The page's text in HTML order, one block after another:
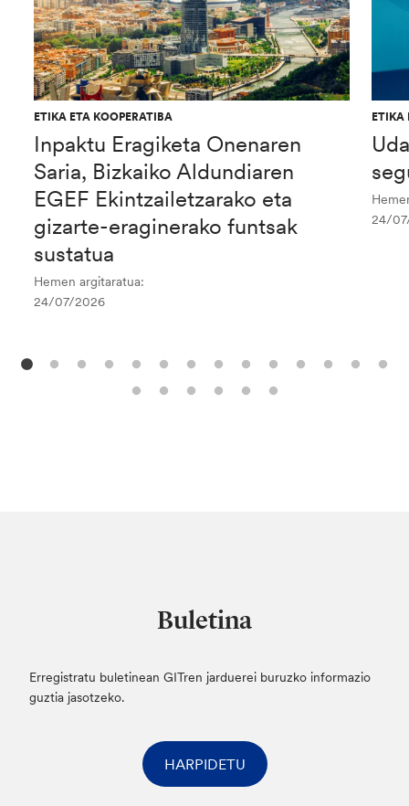
ETIKA ETA KOOPERATIBA
Inpaktu Eragiketa Onenaren
Saria, Bizkaiko Aldundiaren
EGEF Ekintzailetzarako eta
gizarte-eraginerako funtsak
sustatua
Hemen argitaratua:
24/07/2026
ETIKA
24/
Buletina
Erregistratu buletinean GITren jarduerei buruzko informazio
guztia jasotzeko.
HARPIDETU